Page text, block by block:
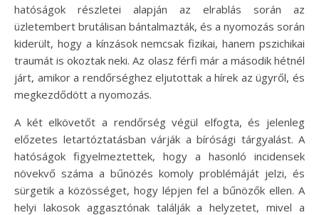
hatóságok részletei alapján az elrablás során az
üzletembert brutálisan bántalmazták, és a nyomozás során
kiderült, hogy a kínzások nemcsak fizikai, hanem pszichikai
traumát is okoztak neki. Az olasz férfi már a második hétnél
járt, amikor a rendőrséghez eljutottak a hírek az ügyről, és
megkezdődött a nyomozás.
A két elkövetőt a rendőrség végül elfogta, és jelenleg
előzetes letartóztatásban várják a bírósági tárgyalást. A
hatóságok figyelmeztettek, hogy a hasonló incidensek
növekvő száma a bűnözés komoly problémáját jelzi, és
sürgetik a közösséget, hogy lépjen fel a bűnözők ellen. A
helyi lakosok aggasztónak találják a helyzetet, mivel a